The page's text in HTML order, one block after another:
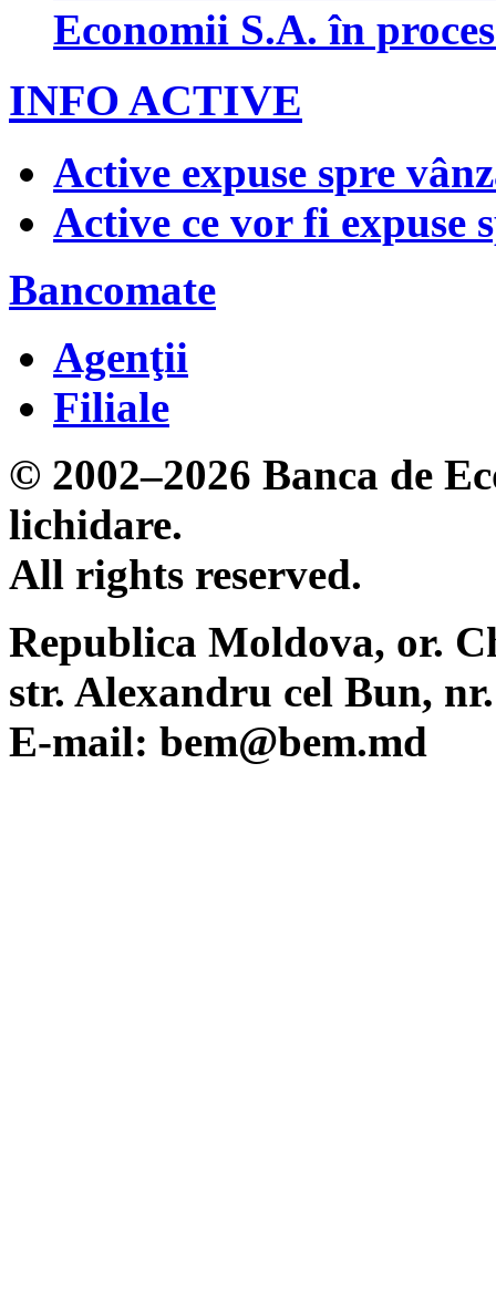
Economii S.A. în
INFO ACTIVE
Active expuse spre
Active ce vor fi expuse
Bancomate
Agenţii
Filiale
© 2002–2026 Banca de
lichidare.
All rights reserved.
Republica Moldova, or.
str. Alexandru cel Bun,
E-mail: bem@bem.md